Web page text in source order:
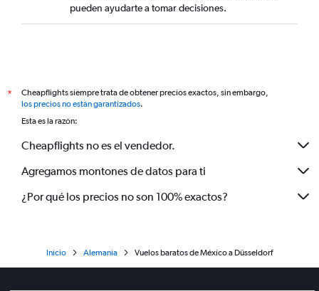
pueden ayudarte a tomar decisiones.
*
Cheapflights siempre trata de obtener precios exactos, sin embargo,
los precios no están garantizados.
Esta es la razón:
Cheapflights no es el vendedor.
Agregamos montones de datos para ti
¿Por qué los precios no son 100% exactos?
Inicio Alemania Vuelos baratos de México a Düsseldorf